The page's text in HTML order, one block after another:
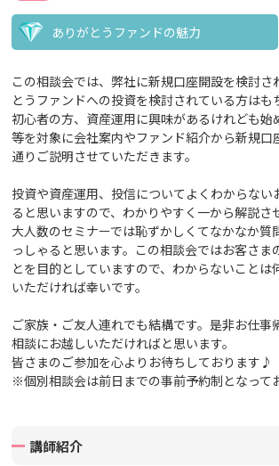
ありがとうファンドの魅力
この相談会では、弊社に新規口座開設を検討さ
とうファンドへの投資を検討されている方はも
初心者の方、資産運用に興味があるけれども始
等を対象に会社案内やファンド紹介から新規
通りご説明させていただきます。
投資や資産運用、投信についてよくわからない
ると思いますので、わかりやすく一から解説さ
大人数のセミナーでは恥ずかしくてなかなか質
っしゃると思います。この相談会ではお客さま
とを目的としていますので、わからないことは
いただければ幸いです。
ご家族・ご友人連れでも結構です。是非お仕事
相談にお越しいただければと思います。
皆さまのご参加を心よりお待ちしております♪
※個別相談会は前日までの事前予約制となって
講師紹介